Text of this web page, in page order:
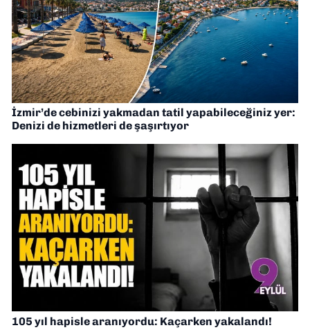
İzmir’de cebinizi yakmadan tatil yapabileceğiniz yer:
Denizi de hizmetleri de şaşırtıyor
105 yıl hapisle aranıyordu: Kaçarken yakalandı!